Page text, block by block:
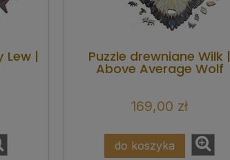
Lew | Puzzle drewniane Wilk |
Above Average Wolf
169,00 zł
do koszyka